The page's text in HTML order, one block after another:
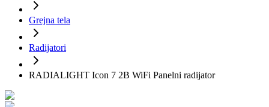
Grejna tela
Radijatori
RADIALIGHT Icon 7 2B WiFi Panelni radijator